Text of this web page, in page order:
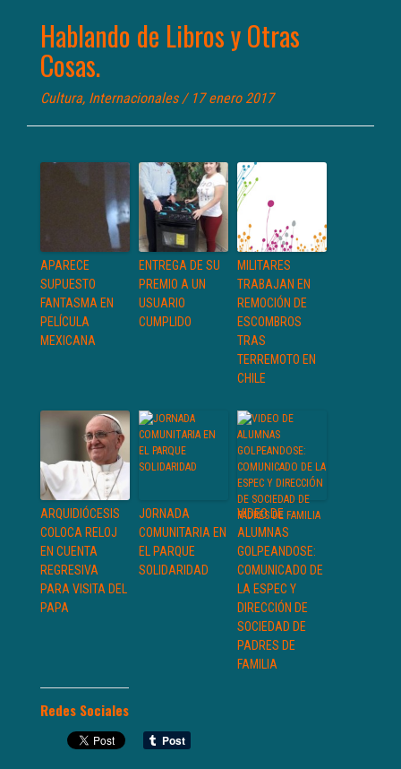
Hablando de Libros y Otras
Cosas.
Cultura, Internacionales/ 17 enero 2017
APARECE
SUPUESTO
FANTASMA EN
PELÍCULA
MEXICANA
ENTREGA DE SU
PREMIO A UN
USUARIO
CUMPLIDO
MILITARES
TRABAJAN EN
REMOCIÓN DE
ESCOMBROS
TRAS
TERREMOTO EN
CHILE
ARQUIDIÓCESIS
COLOCA RELOJ
EN CUENTA
REGRESIVA
PARA VISITA DEL
PAPA
JORNADA
COMUNITARIA EN
EL PARQUE
SOLIDARIDAD
VIDEO DE
ALUMNAS
GOLPEANDOSE:
COMUNICADO DE
LA ESPEC Y
DIRECCIÓN DE
SOCIEDAD DE
PADRES DE
FAMILIA
Redes Sociales